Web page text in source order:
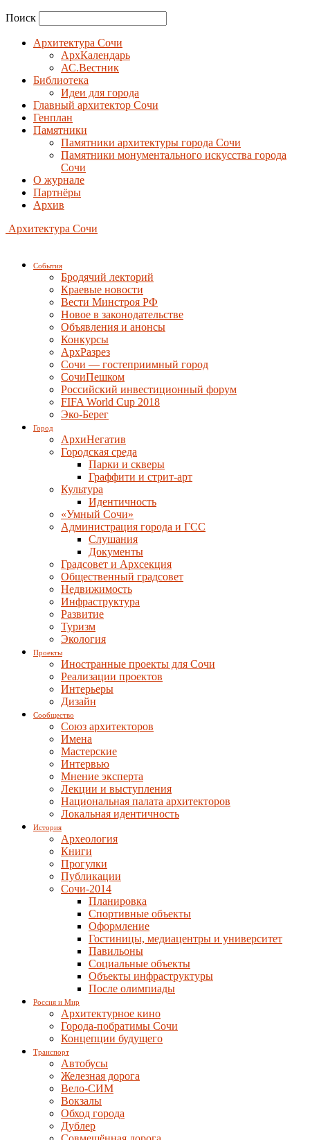
Поиск
Архитектура Сочи
АрхКалендарь
АС.Вестник
Библиотека
Идеи для города
Главный архитектор Сочи
Генплан
Памятники
Памятники архитектуры города Сочи
Памятники монументального искусства города
Сочи
О журнале
Партнёры
Архив
Архитектура Сочи
События
Бродячий лекторий
Краевые новости
Вести Минстроя РФ
Новое в законодательстве
Объявления и анонсы
Конкурсы
АрхРазрез
Сочи — гостеприимный город
СочиПешком
Российский инвестиционный форум
FIFA World Cup 2018
Эко-Берег
Город
АрхиНегатив
Городская среда
Парки и скверы
Граффити и стрит-арт
Культура
Идентичность
«Умный Сочи»
Администрация города и ГСС
Слушания
Документы
Градсовет и Архсекция
Общественный градсовет
Недвижимость
Инфраструктура
Развитие
Туризм
Экология
Проекты
Иностранные проекты для Сочи
Реализации проектов
Интерьеры
Дизайн
Сообщество
Союз архитекторов
Имена
Мастерские
Интервью
Мнение эксперта
Лекции и выступления
Национальная палата архитекторов
Локальная идентичность
История
Археология
Книги
Прогулки
Публикации
Сочи-2014
Планировка
Спортивные объекты
Оформление
Гостиницы, медиацентры и университет
Павильоны
Социальные объекты
Объекты инфраструктуры
После олимпиады
Россия и Мир
Архитектурное кино
Города-побратимы Сочи
Концепции будущего
Транспорт
Автобусы
Железная дорога
Вело-СИМ
Вокзалы
Обход города
Дублер